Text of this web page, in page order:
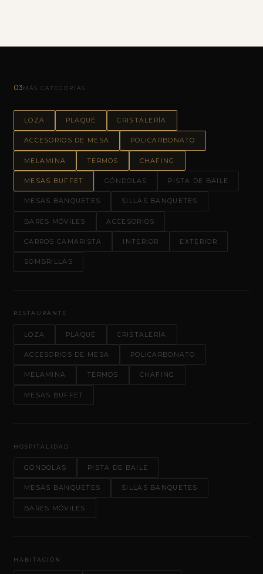
03MÁS CATEGORÍAS
LOZA PLAQUÉ CRISTALERÍA
ACCESORIOS DE MESA POLICARBONATO
MELAMINA TERMOS CHAFING
MESAS BUFFET GÓNDOLAS PISTA DE BAILE
MESAS BANQUETES SILLAS BANQUETES
BARES MÓVILES ACCESORIOS
CARROS CAMARISTA INTERIOR EXTERIOR
SOMBRILLAS
RESTAURANTE
LOZA PLAQUÉ CRISTALERÍA
ACCESORIOS DE MESA POLICARBONATO
MELAMINA TERMOS CHAFING
MESAS BUFFET
HOSPITALIDAD
GÓNDOLAS PISTA DE BAILE
MESAS BANQUETES SILLAS BANQUETES
BARES MÓVILES
HABITACIÓN